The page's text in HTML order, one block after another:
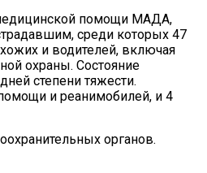
помощи МАДА,
среди которых 47
и водителей, включая
охраны. Состояние
степени тяжести.
и реанимобилей, и 4
органов.